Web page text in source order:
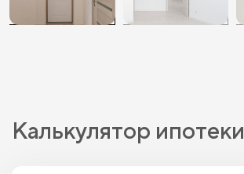
Калькулятор ипотеки